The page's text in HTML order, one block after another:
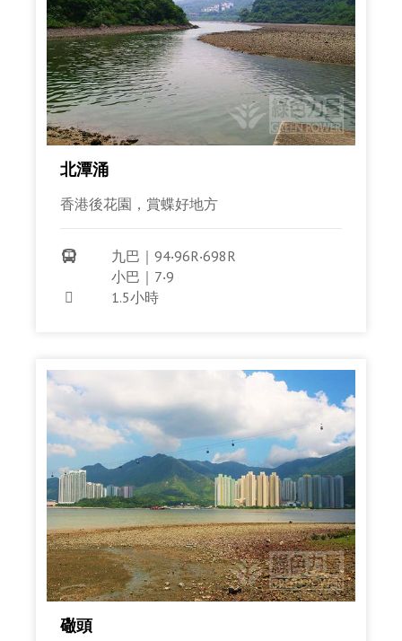
北潭涌
香港後花園，賞蝶好地方

九巴｜94‧96R‧698R
小巴｜7‧9
 1.5小時
䃟頭